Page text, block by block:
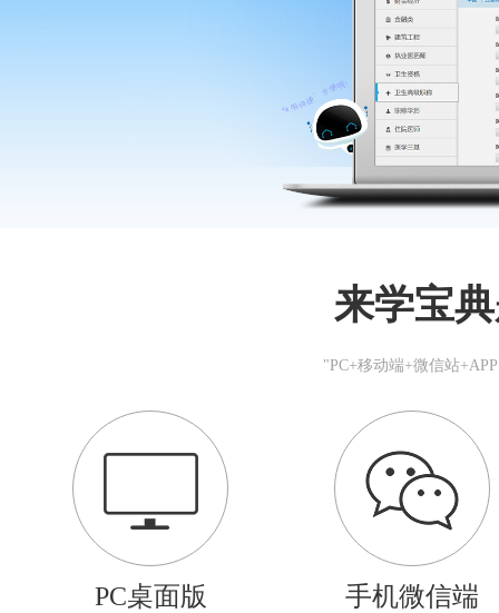
来学宝
"PC+移动端+微信站
PC桌面版 手机微信端